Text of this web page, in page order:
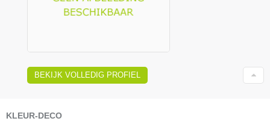
BEKIJK VOLLEDIG PROFIEL
KLEUR-DECO